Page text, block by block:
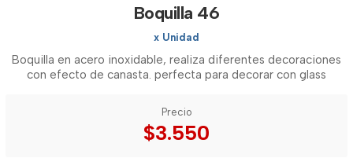
Boquilla 46
x Unidad
Boquilla en acero inoxidable, realiza diferentes decoraciones
con efecto de canasta. perfecta para decorar con glass
Precio
$3.550